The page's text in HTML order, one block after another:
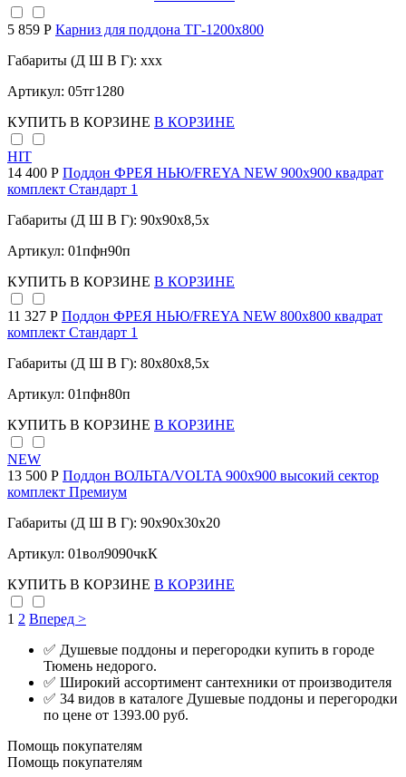
5 859 Р Карниз для поддона TГ-1200х800
Габариты (Д Ш В Г): xxx
Артикул: 05тг1280
КУПИТЬ В КОРЗИНЕ В КОРЗИНЕ
HIT
14 400 Р Поддон ФРЕЯ НЬЮ/FREYA NEW 900х900 квадрат
комплект Стандарт 1
Габариты (Д Ш В Г): 90x90x8,5x
Артикул: 01пфн90п
КУПИТЬ В КОРЗИНЕ В КОРЗИНЕ
11 327 Р Поддон ФРЕЯ НЬЮ/FREYA NEW 800х800 квадрат
комплект Стандарт 1
Габариты (Д Ш В Г): 80x80x8,5x
Артикул: 01пфн80п
КУПИТЬ В КОРЗИНЕ В КОРЗИНЕ
NEW
13 500 Р Поддон ВОЛЬТА/VOLTA 900х900 высокий сектор
комплект Премиум
Габариты (Д Ш В Г): 90x90x30x20
Артикул: 01вол9090чкК
КУПИТЬ В КОРЗИНЕ В КОРЗИНЕ
1 2 Вперед >
✅ Душевые поддоны и перегородки купить в городе
Тюмень недорого.
✅ Широкий ассортимент сантехники от производителя
✅ 34 видов в каталоге Душевые поддоны и перегородки
по цене от 1393.00 руб.
Помощь покупателям
Помощь покупателям